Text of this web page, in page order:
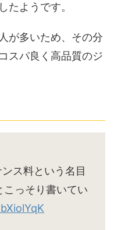
たようです。
が多いため、その分
スパ良く高品質のジ
ス料という名目
っそり書いてい